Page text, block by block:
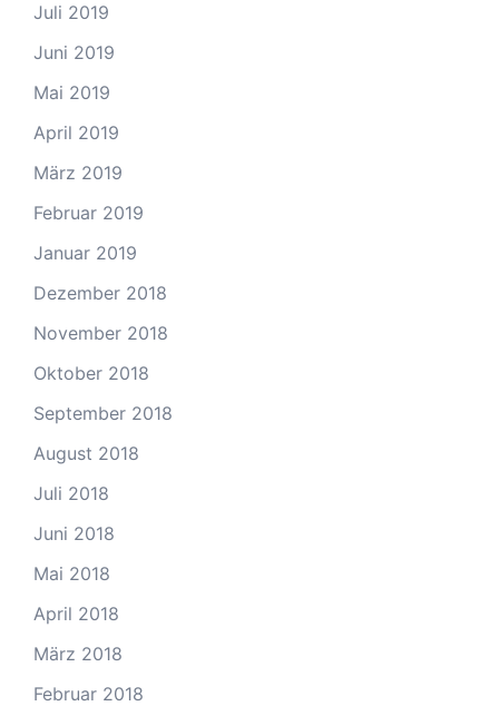
Juli 2019
Juni 2019
Mai 2019
April 2019
März 2019
Februar 2019
Januar 2019
Dezember 2018
November 2018
Oktober 2018
September 2018
August 2018
Juli 2018
Juni 2018
Mai 2018
April 2018
März 2018
Februar 2018